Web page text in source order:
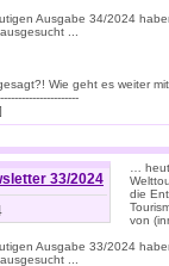
Ausgabe 34/2024
...
Wie geht es weiter
33/2024
…
die
von
Ausgabe 33/2024
...